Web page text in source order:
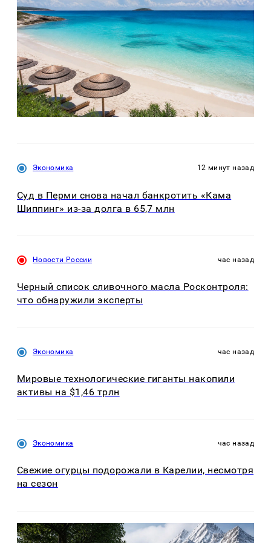
Экономика 12 минут назад
Суд в Перми снова начал банкротить «Кама
Шиппинг» из-за долга в 65,7 млн
Новости России час назад
Черный список сливочного масла Росконтроля:
что обнаружили эксперты
Экономика час назад
Мировые технологические гиганты накопили
активы на $1,46 трлн
Экономика час назад
Свежие огурцы подорожали в Карелии, несмотря
на сезон